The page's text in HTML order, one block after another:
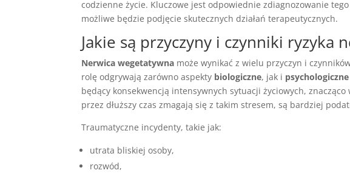
codzienne życie. Kluczowe jest odpowiednie zdiagnozowanie
możliwe będzie podjęcie skutecznych działań terapeutycznych.
Jakie są przyczyny i czynniki ryzyka
Nerwica wegetatywna może wynikać z wielu przyczyn i
rolę odgrywają zarówno aspekty biologiczne, jak i psychologiczne
będący konsekwencją intensywnych sytuacji życiowych,
przez dłuższy czas zmagają się z takim stresem, są bardziej
Traumatyczne incydenty, takie jak:
utrata bliskiej osoby,
rozwód,